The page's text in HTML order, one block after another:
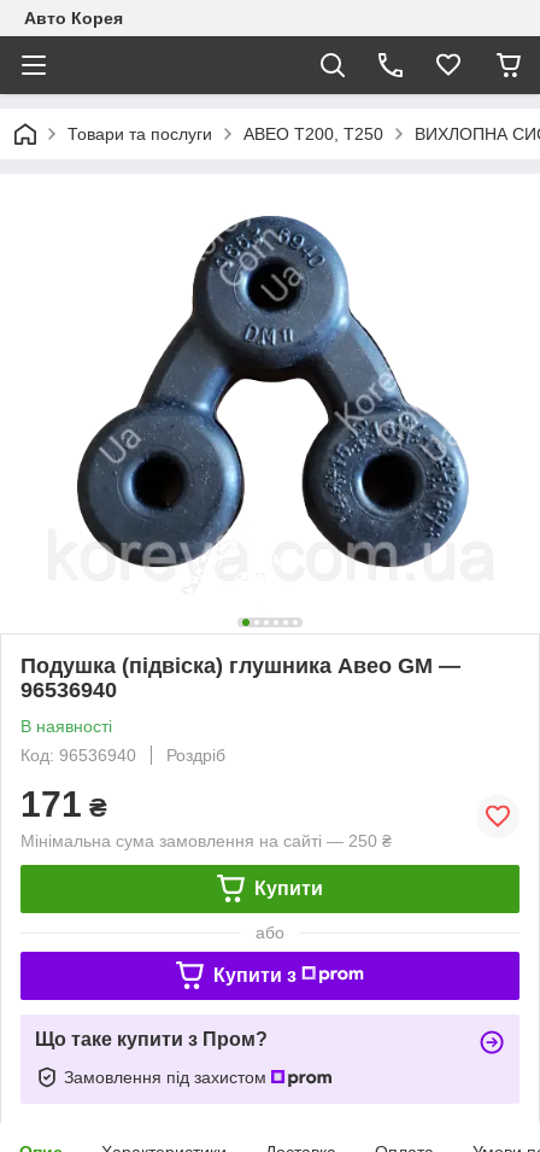
Авто Корея
Товари та послуги АВЕО T200, T250 ВИХЛОПНА
Подушка (підвіска) глушника Авео GM —
96536940
В наявності
Код: 96536940
Роздріб
171 ₴
Мінімальна сума замовлення на сайті — 250 ₴
Купити
або
Купити з
Що таке купити з Пром?
Замовлення під захистом